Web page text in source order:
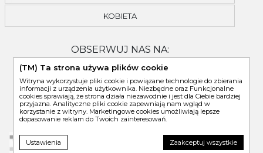
KOBIETA
OBSERWUJ NAS NA:
(TM) Ta strona używa plików cookie
Witryna wykorzystuje pliki cookie i powiązane technologie do zbierania
informacji z urządzenia użytkownika. Niezbędne oraz Funkcjonalne
cookies sprawiają, że strona działa niezawodnie i jest dla Ciebie bardziej
przyjazna. Analityczne pliki cookie zapewniają nam wgląd w
korzystanie z witryny. Marketingowe cookies umożliwiają lepsze
dopasowanie reklam do Twoich zainteresowań.
Ustawienia Zaakceptuj wszystkie